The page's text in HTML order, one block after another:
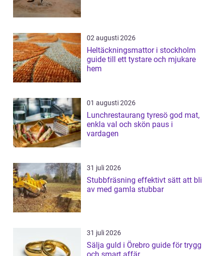
02 augusti 2026
Heltäckningsmattor i stockholm
guide till ett tystare och mjukare
hem
01 augusti 2026
Lunchrestaurang tyresö god mat,
enkla val och skön paus i
vardagen
31 juli 2026
Stubbfräsning effektivt sätt att bli
av med gamla stubbar
31 juli 2026
Sälja guld i Örebro guide för trygg